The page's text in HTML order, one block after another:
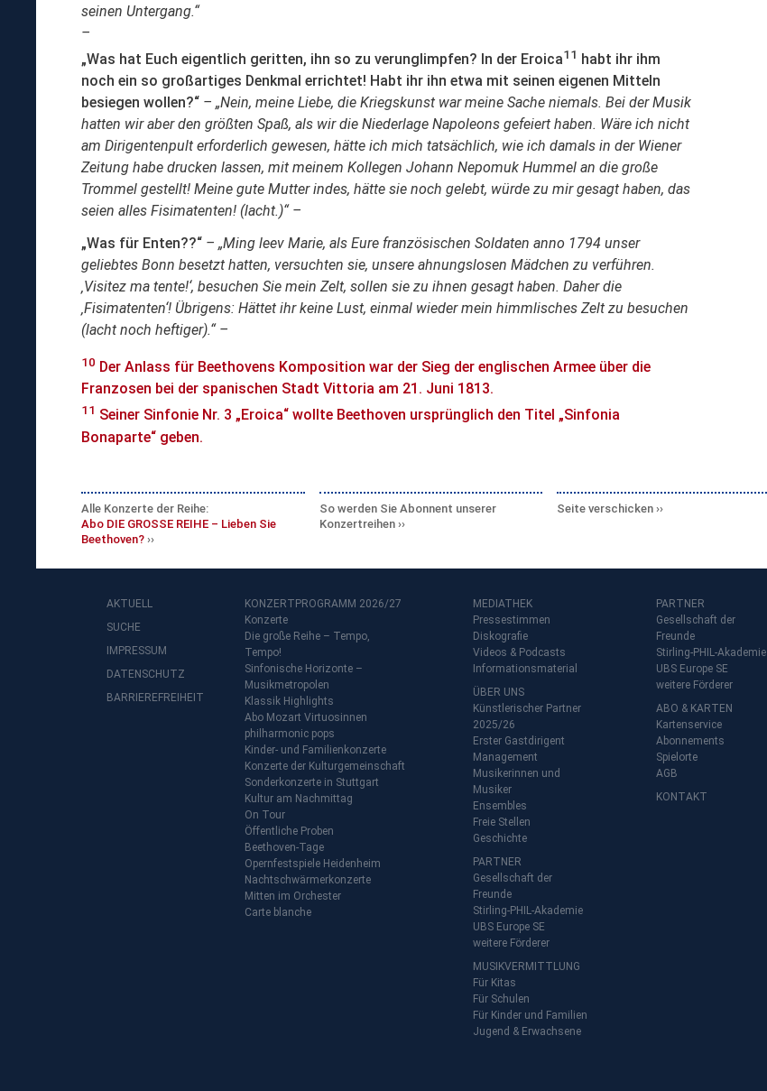
seinen Untergang.“
–
„Was hat Euch eigentlich geritten, ihn so zu verunglimpfen? In der Eroica11 habt ihr ihm
noch ein so großartiges Denkmal errichtet! Habt ihr ihn etwa mit seinen eigenen Mitteln
besiegen wollen?“ – „Nein, meine Liebe, die Kriegskunst war meine Sache niemals. Bei der Musik
hatten wir aber den größten Spaß, als wir die Niederlage Napoleons gefeiert haben. Wäre ich nicht
am Dirigentenpult erforderlich gewesen, hätte ich mich tatsächlich, wie ich damals in der Wiener
Zeitung habe drucken lassen, mit meinem Kollegen Johann Nepomuk Hummel an die große
Trommel gestellt! Meine gute Mutter indes, hätte sie noch gelebt, würde zu mir gesagt haben, das
seien alles Fisimatenten! (lacht.)“ –
„Was für Enten??“ – „Ming leev Marie, als Eure französischen Soldaten anno 1794 unser
geliebtes Bonn besetzt hatten, versuchten sie, unsere ahnungslosen Mädchen zu verführen.
‚Visitez ma tente!‘, besuchen Sie mein Zelt, sollen sie zu ihnen gesagt haben. Daher die
‚Fisimatenten‘! Übrigens: Hättet ihr keine Lust, einmal wieder mein himmlisches Zelt zu besuchen
(lacht noch heftiger).“ –
10 Der Anlass für Beethovens Komposition war der Sieg der englischen Armee über die
Franzosen bei der spanischen Stadt Vittoria am 21. Juni 1813.
11 Seiner Sinfonie Nr. 3 „Eroica“ wollte Beethoven ursprünglich den Titel „Sinfonia
Bonaparte“ geben.
Alle Konzerte der Reihe:
Abo DIE GROSSE REIHE – Lieben Sie
Beethoven?
So werden Sie Abonnent unserer
Konzertreihen
Seite verschicken
AKTUELL
SUCHE
IMPRESSUM
DATENSCHUTZ
BARRIEREFREIHEIT
KONZERTPROGRAMM 2026/27
Konzerte
Die große Reihe – Tempo,
Tempo!
Sinfonische Horizonte –
Musikmetropolen
Klassik Highlights
Abo Mozart Virtuosinnen
philharmonic pops
Kinder- und Familienkonzerte
Konzerte der Kulturgemeinschaft
Sonderkonzerte in Stuttgart
Kultur am Nachmittag
On Tour
Öffentliche Proben
Beethoven-Tage
Opernfestspiele Heidenheim
Nachtschwärmerkonzerte
Mitten im Orchester
Carte blanche
MEDIATHEK
Pressestimmen
Diskografie
Videos & Podcasts
Informationsmaterial
ÜBER UNS
Künstlerischer Partner
2025/26
Erster Gastdirigent
Management
Musikerinnen und
Musiker
Ensembles
Freie Stellen
Geschichte
PARTNER
Gesellschaft der
Freunde
Stirling-PHIL-Akademie
UBS Europe SE
weitere Förderer
MUSIKVERMITTLUNG
Für Kitas
Für Schulen
Für Kinder und Familien
Jugend & Erwachsene
PARTNER
Gesellschaft der
Freunde
Stirling-PHIL-Akademie
UBS Europe SE
weitere Förderer
ABO & KARTEN
Kartenservice
Abonnements
Spielorte
AGB
KONTAKT